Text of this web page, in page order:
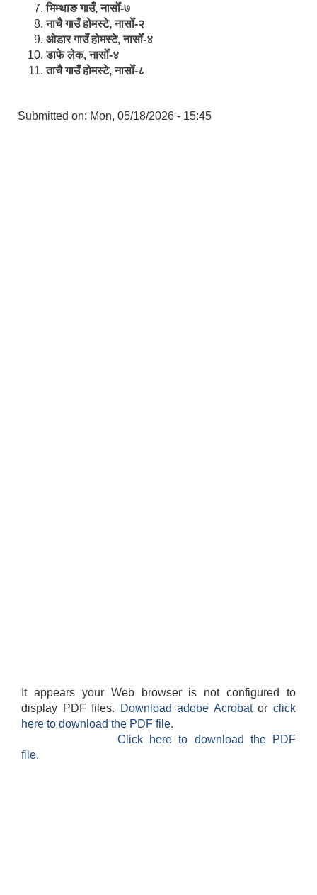
भिम्थाङ गाउँ, नासोँ-७
नाचै गाउँ होमस्टे, नासोँ-२
ओ‍‍‌डार गाउँ होमस्टे, नासोँ-४
डाफे लेक, नासोँ-४
ताचै गाउँ होमस्टे, नासोँ-८
Submitted on: Mon, 05/18/2026 - 15:45
It appears your Web browser is not configured to
display PDF files.
Download adobe Acrobatorclick
here to download the PDF file.
Click here to download the PDF
file.